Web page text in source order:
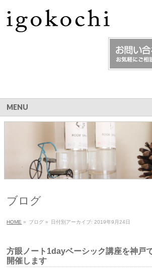
MENU
ブログ
HOME » ブログ » 日付別アーカイブ: 2019年9月24日
方眼ノート1dayベーシック講座を神戸
開催します